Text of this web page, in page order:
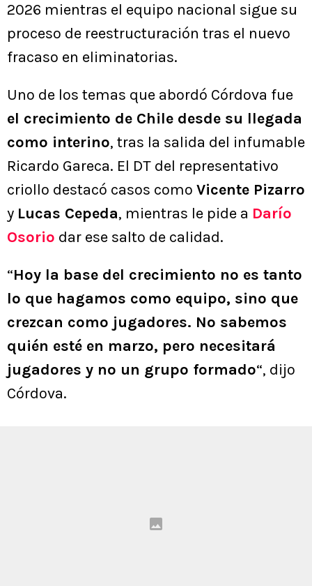
2026 mientras el equipo nacional sigue su
proceso de reestructuración tras el nuevo
fracaso en eliminatorias.
Uno de los temas que abordó Córdova fue
el crecimiento de Chile desde su llegada
como interino, tras la salida del infumable
Ricardo Gareca. El DT del representativo
criollo destacó casos como Vicente Pizarro
y Lucas Cepeda, mientras le pide a Darío
Osorio dar ese salto de calidad.
“Hoy la base del crecimiento no es tanto
lo que hagamos como equipo, sino que
crezcan como jugadores. No sabemos
quién esté en marzo, pero necesitará
jugadores y no un grupo formado“, dijo
Córdova.